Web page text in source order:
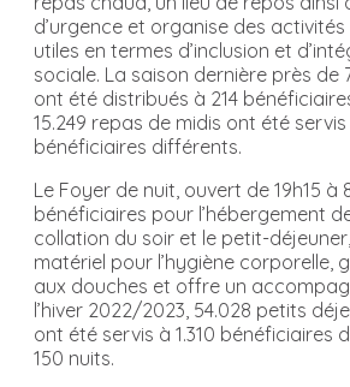
d’urgence et organise des
utiles en termes d’inclusion et
sociale. La saison dernière près de
ont été distribués à 214
15.249 repas de midis ont été servis
bénéficiaires différents.
Le Foyer de nuit, ouvert de 19h15 à
bénéficiaires pour l’hébergement
collation du soir et le petit-
matériel pour l’hygiène corporelle,
aux douches et offre un
l’hiver 2022/2023, 54.028 petits
ont été servis à 1.310 bénéficiaires
150 nuits.